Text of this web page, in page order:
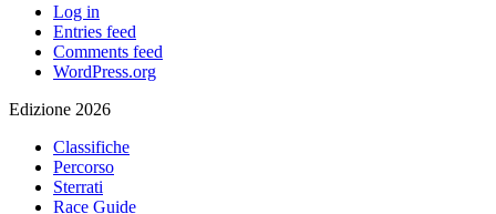
Log in
Entries feed
Comments feed
WordPress.org
Edizione 2026
Classifiche
Percorso
Sterrati
Race Guide